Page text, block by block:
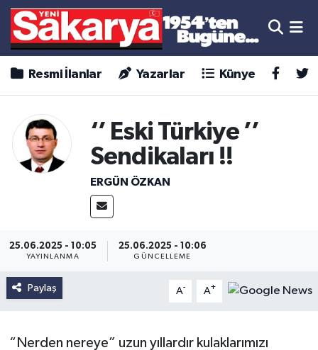
Resmi İlanlar Yazarlar Künye
‘’ Eski Türkiye ’’
Sendikaları !!
ERGÜN ÖZKAN
25.06.2025 - 10:05
YAYINLANMA
25.06.2025 - 10:06
GÜNCELLEME
Paylaş A- A+
“Nerden nereye” uzun yıllardır kulaklarımızı